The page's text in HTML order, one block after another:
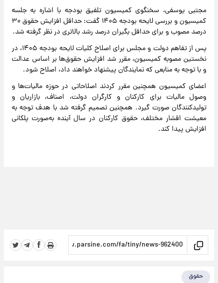
مجتبی یوسفی، سخنگوی کمیسیون تلفیق بودجه با اشاره به جلسه
کمیسیون و بررسی لایحه بودجه ۱۴۰۵ گفت‌: حداقل افزایش حقوق ۳۰
درصد مصوب و برای حداقل بگیران درصد رشد بالاتری در نظر گرفته شد.
پس از تفاهم دولت و مجلس برای اصلاح کلیات لایحه بودجه ۱۴۰۵، در
نخستین مصوبه کمیسیون، مقرر شد افزایش حقوق‌ها بر اساس عدالت
و با توجه به منابعی که نمایندگان پیشنهاد خواهند داد، اصلاح شود.
اعضای کمیسیون همچنین مقرر کردند اصلاحاتی در حوزه مالیات‌ها و
وصول مالیات برای کارکنان و کارگران دولت، اصناف، بازاریان و
تولیدکنندگان صورت گیرد. همچنین تصمیم گرفته شد با هدف توجه به
معیشت اقشار مختلف، حقوق کارکنان در سال آینده به‌صورت پلکانی
افزایش پیدا کند.
حقوق